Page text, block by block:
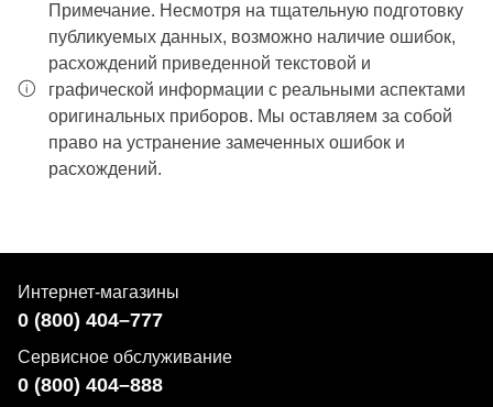
Примечание. Несмотря на тщательную подготовку
публикуемых данных, возможно наличие ошибок,
расхождений приведенной текстовой и
графической информации с реальными аспектами
оригинальных приборов. Мы оставляем за собой
право на устранение замеченных ошибок и
расхождений.
Интернет-магазины
0 (800) 404–777
Сервисное обслуживание
0 (800) 404–888